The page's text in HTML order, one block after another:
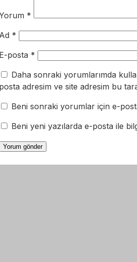
*
*
posta *
Daha sonraki yorumlarımda
adresim ve site adresim bu
Beni sonraki yorumlar için e-
Beni yeni yazılarda e-posta ile